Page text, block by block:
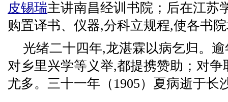
皮锡瑞主讲南昌经训书院；后在江苏
购置译书、仪器,分科立规程,使各书
光绪二十四年,龙湛霖以病乞归。
对乡里兴学等义举,都提携赞助；对
尤多。三十一年（1905）夏病逝于长